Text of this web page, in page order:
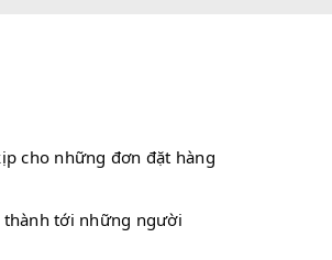
cho những đơn đặt hàng
thành tới những người